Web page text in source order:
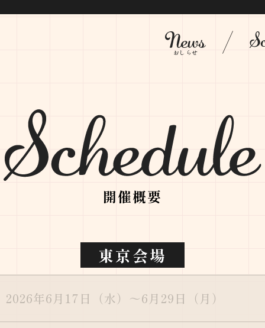
おしらせ
開催概要
東京会場
2026年6月17日（水） ～6月29日（月）